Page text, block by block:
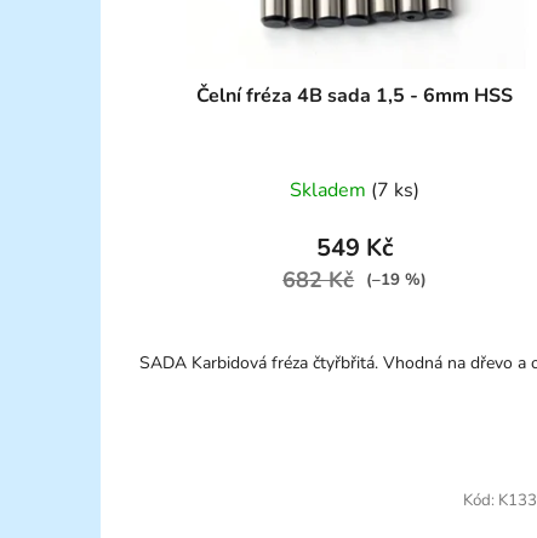
Čelní fréza 4B sada 1,5 - 6mm HSS
Skladem (7 ks)
549 Kč
682 Kč (–19 %)
SADA Karbidová fréza čtyřbřitá. Vhodná na dřevo a
Kód: